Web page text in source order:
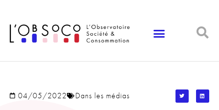
04/05/2022 Dans les médias